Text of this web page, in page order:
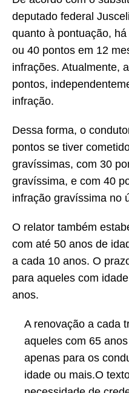
deputado federal
quanto à pontuação,
ou 40 pontos em 12
infrações. Atualmente,
pontos,
infração.
Dessa forma, o
pontos se tiver
gravíssimas, com 30
gravíssima, e com 40
infração gravíssima no
O relator também
com até 50 anos de
a cada 10 anos. O
para aqueles com
anos.
A renovação a cada
aqueles com 65
apenas para os
idade ou mais.O